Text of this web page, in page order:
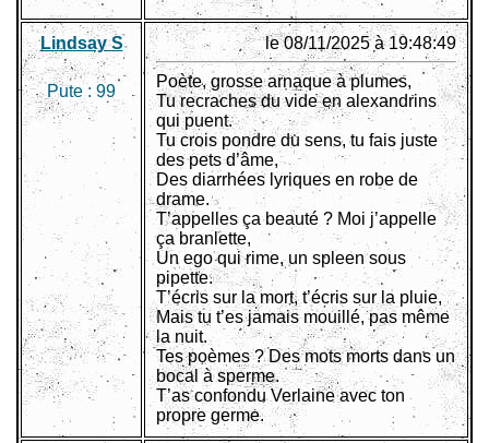
Lindsay S
Pute : 99
le 08/11/2025 à 19:48:49
Poète, grosse arnaque à plumes,
Tu recraches du vide en alexandrins
qui puent.
Tu crois pondre du sens, tu fais juste
des pets d’âme,
Des diarrhées lyriques en robe de
drame.
T’appelles ça beauté ? Moi j’appelle
ça branlette,
Un ego qui rime, un spleen sous
pipette.
T’écris sur la mort, t’écris sur la pluie,
Mais tu t’es jamais mouillé, pas même
la nuit.
Tes poèmes ? Des mots morts dans un
bocal à sperme.
T’as confondu Verlaine avec ton
propre germe.